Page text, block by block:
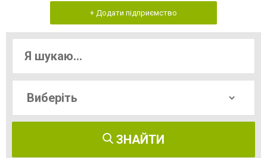
+ Додати підприємство
ЗНАЙТИ